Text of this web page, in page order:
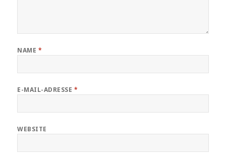
NAME *
E-MAIL-ADRESSE *
WEBSITE